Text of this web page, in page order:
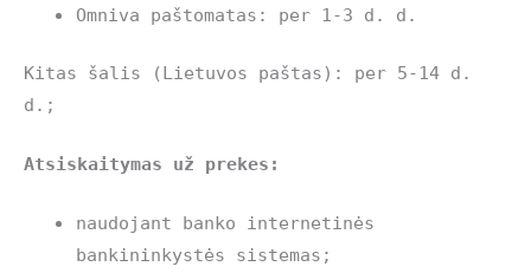
Omniva paštomatas: per 1-3 d. d.
Kitas šalis (Lietuvos paštas): per 5-14 d.
d.;
Atsiskaitymas už prekes:
naudojant banko internetinės
bankininkystės sistemas;